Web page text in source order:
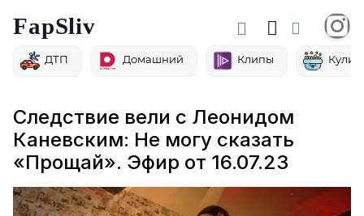
FapSliv
ДТП Домашний Клипы
Следствие вели с Леонидом
Каневским: Не могу сказать
«Прощай». Эфир от 16.07.23